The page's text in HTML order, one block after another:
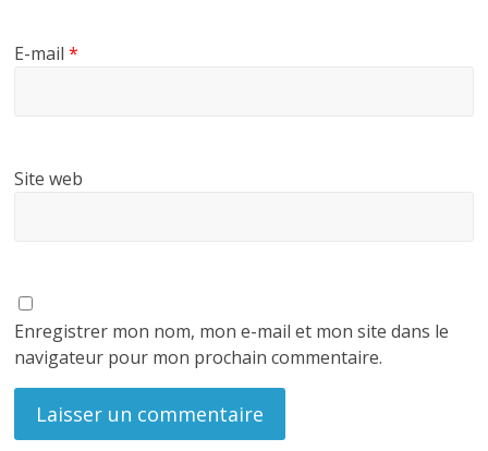
E-mail*
Site web
Enregistrer mon nom, mon e-mail et mon site dans le
navigateur pour mon prochain commentaire.